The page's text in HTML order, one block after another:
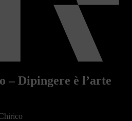
– Dipingere è l’arte